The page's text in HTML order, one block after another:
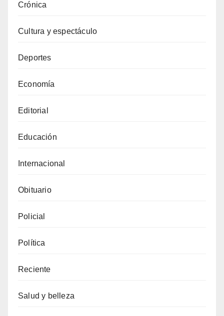
Crónica
Cultura y espectáculo
Deportes
Economía
Editorial
Educación
Internacional
Obituario
Policial
Política
Reciente
Salud y belleza